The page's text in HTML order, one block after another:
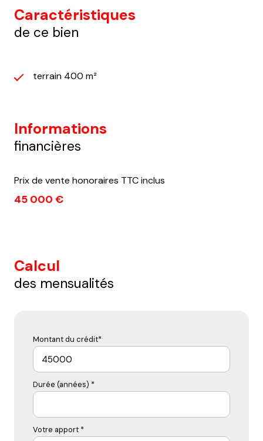
Caractéristiques
de ce bien
terrain 400 m²
Informations
financières
Prix de vente honoraires TTC inclus
45 000 €
Calcul
des mensualités
Montant du crédit*
Durée (années) *
Votre apport *